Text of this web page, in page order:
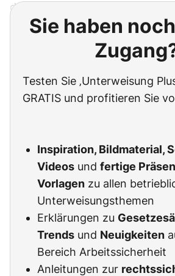
das beste Mittel gegen
Sie haben
Testen Sie ‚Unterweisung
GRATIS und profitieren Sie
Inspiration, Bildmaterial,
Videos und fertige
Vorlagen zu allen
Unterweisungsthemen
Erklärungen zu
Trends und Neuigkeiten
Bereich Arbeitssicherheit
Anleitungen zur